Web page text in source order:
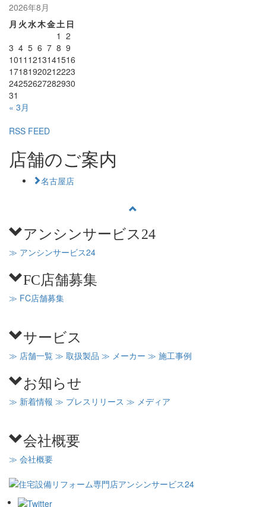
2026年8月
月 火水木金土 日
1 2
3 4 5 6 7 8 9
1011 1213141516
17181920212223
24252627282930
31
« 3月
RSS FEED
店舗のご案内
名古屋店
アンシンサービス24
≫ アンシンサービス24
FC店舗募集
≫ FC店舗募集
サービス
≫ 店舗一覧 ≫ 取扱製品 ≫ メーカー ≫ 施工事例
お知らせ
≫ 新着情報 ≫ プレスリリース ≫ メディア
会社概要
≫ 会社概要